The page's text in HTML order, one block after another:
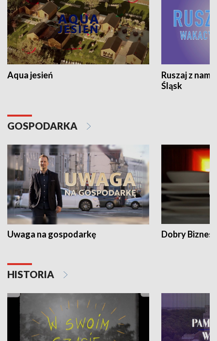
Aqua jesień
Ruszaj z
Śląsk
GOSPODARKA
Uwaga na gospodarkę Dobry Biznes
HISTORIA